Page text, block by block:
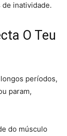
inatividade.
O Teu
períodos,
param,
do músculo